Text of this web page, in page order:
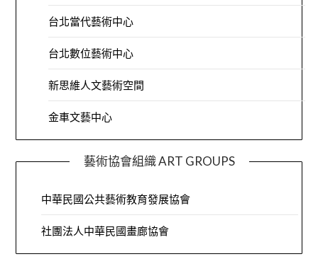
台北當代藝術中心
台北數位藝術中心
新思維人文藝術空間
金車文藝中心
藝術協會組織 ART GROUPS
中華民國公共藝術教育發展協會
社團法人中華民國畫廊協會